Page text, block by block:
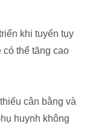
khi tuyến tụy
thể tăng cao
cân bằng và
huynh không